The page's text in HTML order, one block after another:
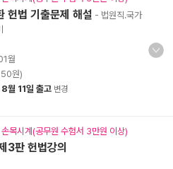
법 기출문제 해설 - 법원직.국가
월
원)
8월 11일 출고 변경
목시계(공무원 수험서 3만원 이상)
3판 헌법강의